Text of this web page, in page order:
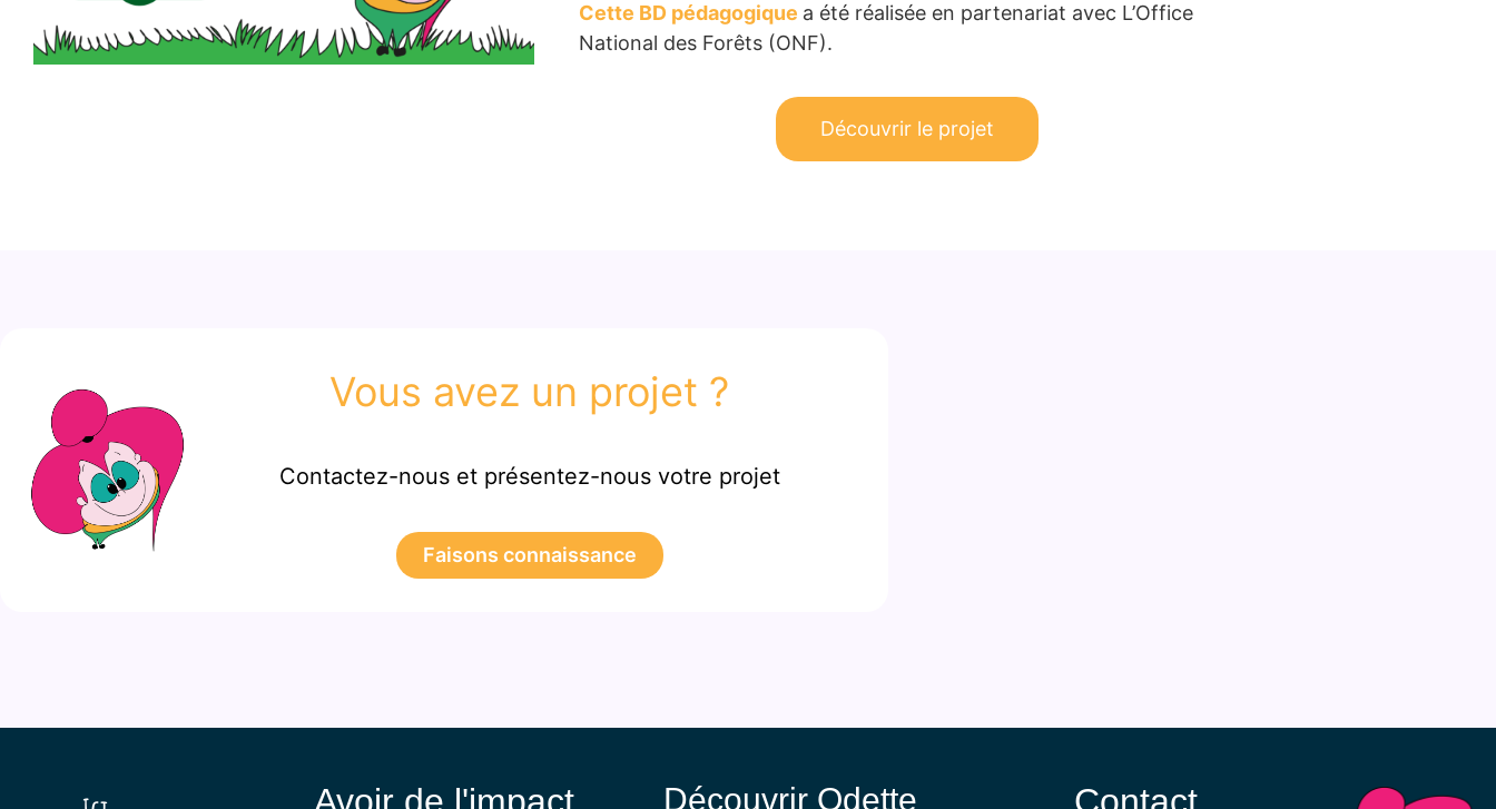
Cette BD pédagogique a été réalisée en partenariat avec L’Office
National des Forêts (ONF).
Découvrir le projet
Vous avez un projet ?
Contactez-nous et présentez-nous votre projet
Faisons connaissance
Avoir de l'impact Découvrir Odette Contact